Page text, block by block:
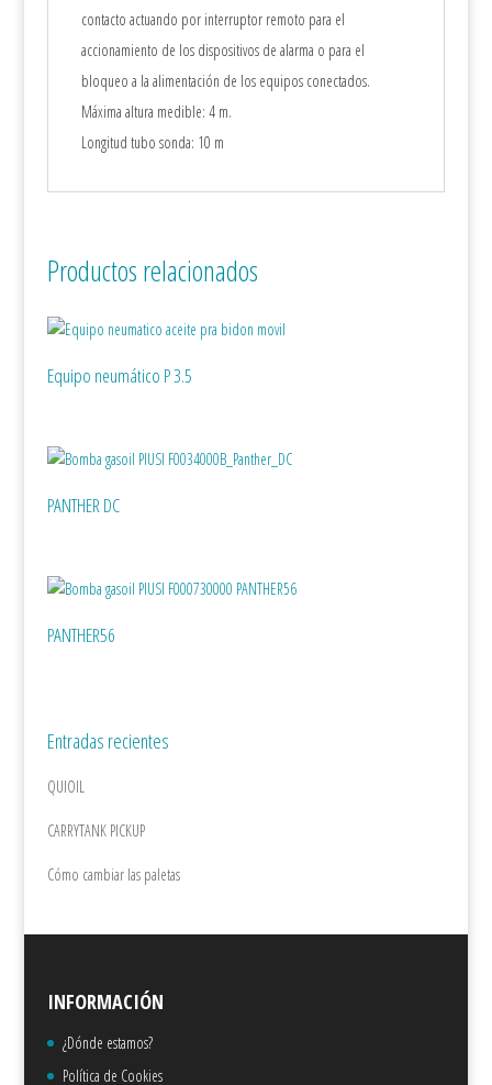
contacto actuando por interruptor remoto para el
accionamiento de los dispositivos de alarma o para el
bloqueo a la alimentación de los equipos conectados.
Máxima altura medible: 4 m.
Longitud tubo sonda: 10 m
Productos relacionados
Equipo neumático P 3.5
PANTHER DC
PANTHER56
Entradas recientes
QUIOIL
CARRYTANK PICKUP
Cómo cambiar las paletas
INFORMACIÓN
¿Dónde estamos?
Política de Cookies